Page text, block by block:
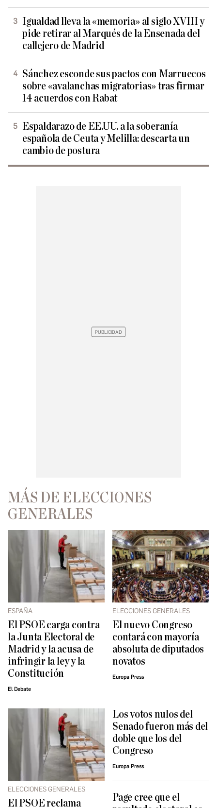
Igualdad lleva la «memoria» al siglo XVIII y
pide retirar al Marqués de la Ensenada del
callejero de Madrid
Sánchez esconde sus pactos con Marruecos
sobre «avalanchas migratorias» tras firmar
14 acuerdos con Rabat
Espaldarazo de EE.UU. a la soberanía
española de Ceuta y Melilla: descarta un
cambio de postura
MÁS DE ELECCIONES
GENERALES
ESPAÑA
El PSOE carga contra
la Junta Electoral de
Madrid y la acusa de
infringir la ley y la
Constitución
El Debate
ELECCIONES GENERALES
El nuevo Congreso
contará con mayoría
absoluta de diputados
novatos
Europa Press
ELECCIONES GENERALES
El PSOE reclama
Los votos nulos del
Senado fueron más del
doble que los del
Congreso
Europa Press
Page cree que el